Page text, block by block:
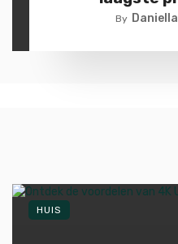
By Daniella
HUIS